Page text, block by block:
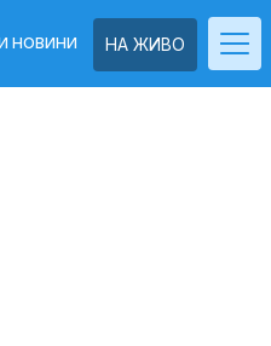
НА ЖИВО
НОВИНИ